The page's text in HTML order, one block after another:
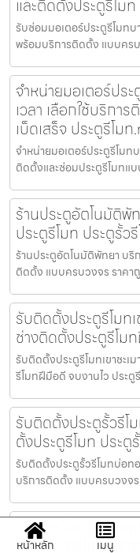
และติดตั้งประตูรีโม
รับซ่อมมอเตอร์ประตูรีโมทบ
พร้อมบริการติดตั้ง แบบคร
จำหน่ายมอเตอร์ปร
เวลา เลือกใช้บริกา
เบ็ดเสร็จ ประตูรีโม
จำหน่ายมอเตอร์ประตูรีโมท
ติดตั้งและซ่อมประตูรีโมทแ
ร้านประตูอัตโนมัติพั
ประตูรีโมท ประตูรั้ว
ร้านประตูอัตโนมัติพัทยา บริ
ติดตั้ง แบบครบวงจร ราคา
รับติดตั้งประตูรีโมท
ช่างติดตั้งประตูรีโม
รับติดตั้งประตูรีโมทเขาชะ
รีโมทฝีมือดี จบงานไว ประ
รับติดตั้งประตูรั้วรีโ
ตั้งประตูรีโมท ประตู
รับติดตั้งประตูรั้วรีโมทบ่อท
บริการติดตั้ง แบบครบวงจ
ช่างติดตั้งประตูรีโม
ซ่อมประตูรีโมท บริ
หน้าหลัก เมนู